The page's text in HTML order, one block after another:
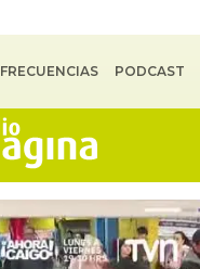
FRECUENCIAS PODCAST